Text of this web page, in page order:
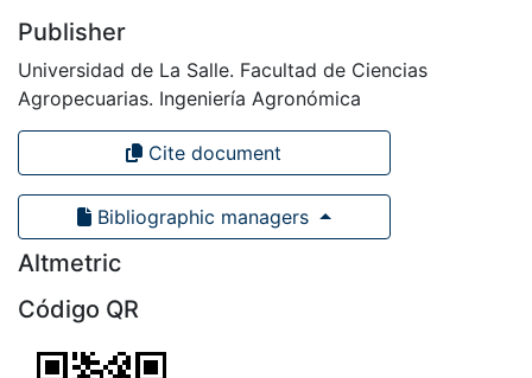
Publisher
Universidad de La Salle. Facultad de Ciencias
Agropecuarias. Ingeniería Agronómica
Cite document
Bibliographic managers
Altmetric
Código QR